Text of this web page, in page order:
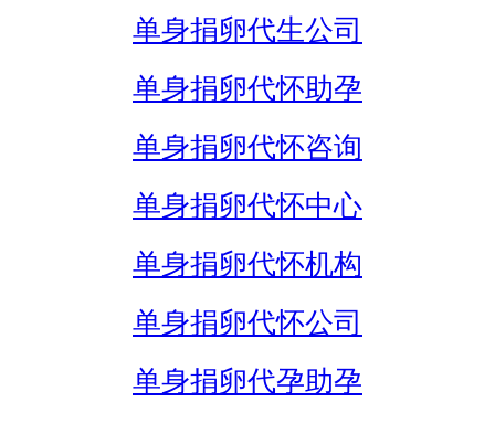
单身捐卵代生公司
单身捐卵代怀助孕
单身捐卵代怀咨询
单身捐卵代怀中心
单身捐卵代怀机构
单身捐卵代怀公司
单身捐卵代孕助孕